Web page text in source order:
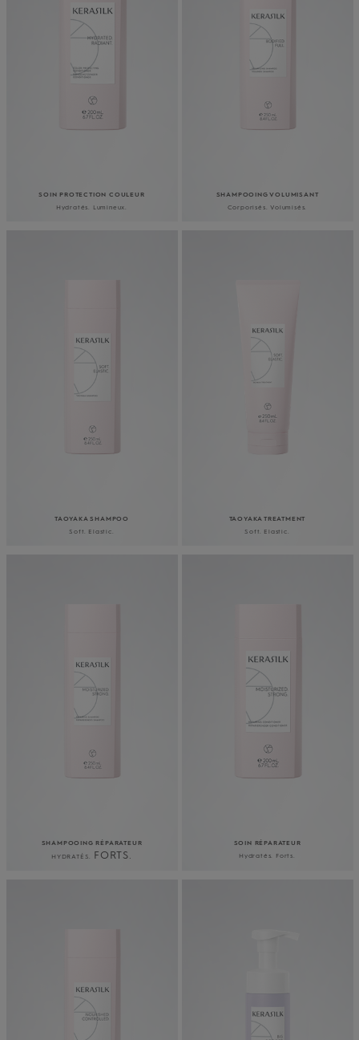
SOIN PROTECTION COULEUR
Hydratés. Lumineux.
SHAMPOOING VOLUMISANT
Corporisés. Volumisés.
TAOYAKA SHAMPOO
Soft. Elastic.
TAOYAKA TREATMENT
Soft. Elastic.
SHAMPOOING RÉPARATEUR
HYDRATÉS. FORTS.
SOIN RÉPARATEUR
Hydratés. Forts.